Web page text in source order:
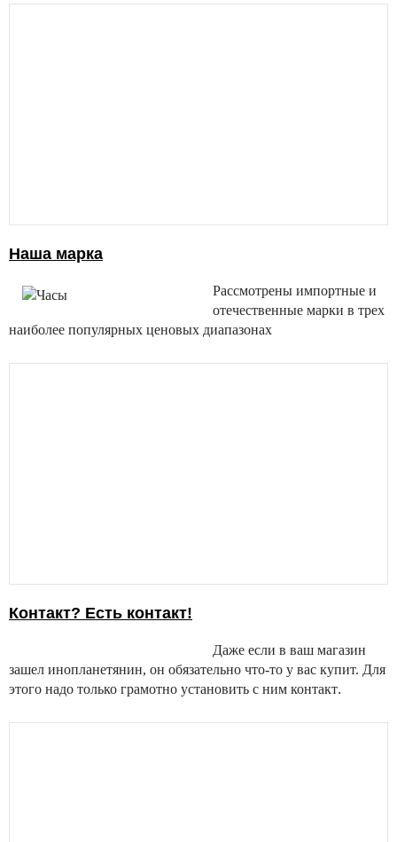
Наша марка
Рассмотрены импортные и
отечественные марки в трех
наиболее популярных ценовых диапазонах
Контакт? Есть контакт!
Даже если в ваш магазин
зашел инопланетянин, он обязательно что-то у вас купит. Для
этого надо только грамотно установить с ним контакт.